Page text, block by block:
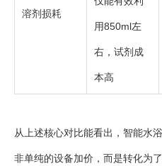
溶剂损耗
用850ml左
右，试剂成
本高
从上述核心对比能看出，智能水
非单纯的设备加价，而是转化为